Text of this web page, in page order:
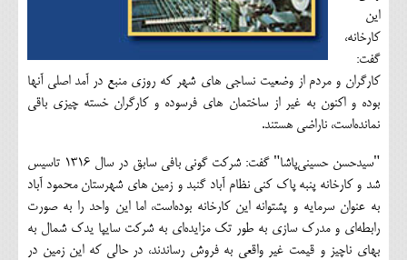
اين
كارخانه،
گفت:
كارگران و مردم از وضعيت نساجي هاي شهر كه روزي منبع در آمد اصلي آنها
بوده و اكنون به غير از ساختمان هاي فرسوده و كارگران خسته چيزي باقي
نمانده‌‏است، ناراضي هستند.
"سيدحسن حسيني‌‏پاشا" گفت: شركت گوني بافي سابق در سال 1316 تاسيس
شد و كارخانه پنبه پاك كني نظام آباد گنبد و زمين هاي شهرستان محمود آباد
به عنوان سرمايه و پشتوانه اين كارخانه بوده‌‏است، اما اين واحد را به صورت
رابطه‌‏اي و مدرك سازي به طور تك مزايده‌‏اي به شركت سايپا يدك شمال به
بهاي ناچيز و قيمت غير واقعي به فروش رساندند، در حالي كه اين زمين در